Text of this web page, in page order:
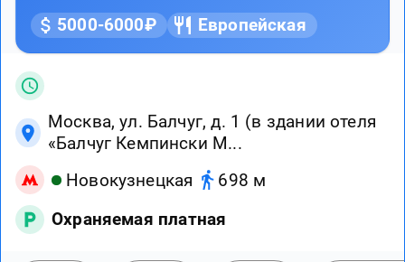
5000-6000₽ Европейская
Москва, ул. Балчуг, д. 1 (в здании отеля
«Балчуг Кемпински М...
Новокузнецкая
698 м
Охраняемая платная